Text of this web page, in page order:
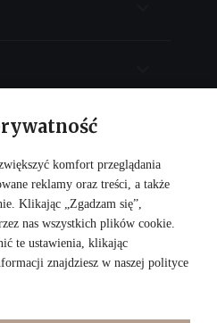
komfort przeglądania
reklamy oraz treści, a także
Klikając „Zgadzam się”,
nas wszystkich plików cookie.
te ustawienia, klikając
znajdziesz w naszej polityce